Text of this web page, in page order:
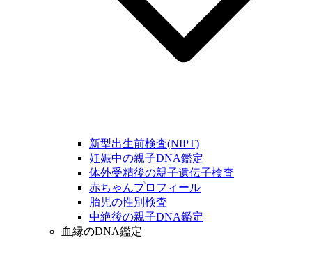
新型出生前検査(NIPT)
妊娠中の親子DNA鑑定
体外受精後の親子遺伝子検査
赤ちゃんプロフィール
胎児の性別検査
中絶後の親子DNA鑑定
血縁のDNA鑑定